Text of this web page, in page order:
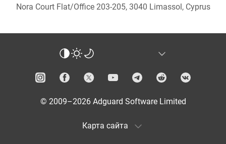
Nora Court Flat/Office 203-205, 3040 Limassol, Cyprus
© 2009–2026 Adguard Software Limited
Карта сайта